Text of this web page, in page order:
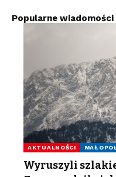
Popularne wiadomości
AKTUALNOŚCI
Wyruszyli